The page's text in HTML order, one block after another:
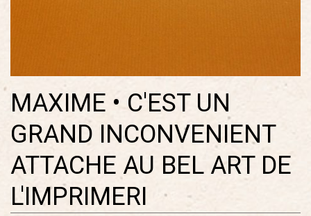
MAXIME • C'EST UN
GRAND INCONVENIENT
ATTACHE AU BEL ART DE
L'IMPRIMERI